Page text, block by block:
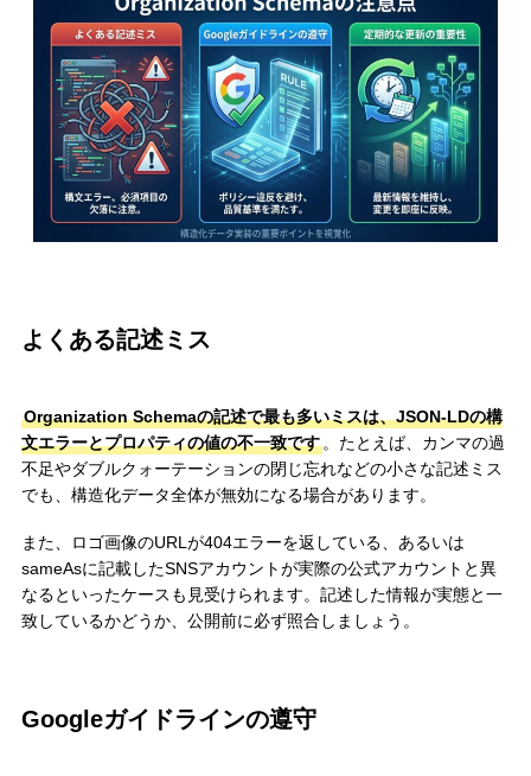
よくある記述ミス
Organization Schemaの記述で最も多いミスは、JSON-LDの構
文エラーとプロパティの値の不一致です。たとえば、カンマの過
不足やダブルクォーテーションの閉じ忘れなどの小さな記述ミス
でも、構造化データ全体が無効になる場合があります。
また、ロゴ画像のURLが404エラーを返している、あるいは
sameAsに記載したSNSアカウントが実際の公式アカウントと異
なるといったケースも見受けられます。記述した情報が実態と一
致しているかどうか、公開前に必ず照合しましょう。
Googleガイドラインの遵守